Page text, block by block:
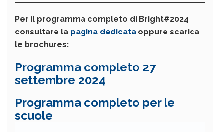
Per il programma completo di Bright#2024
consultare la pagina dedicata oppure scarica
le brochures:
Programma completo 27
settembre 2024
Programma completo per le
scuole